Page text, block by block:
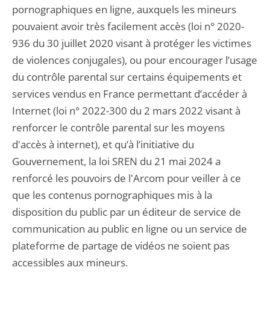
pornographiques en ligne, auxquels les mineurs
pouvaient avoir très facilement accès (loi n° 2020-
936 du 30 juillet 2020 visant à protéger les victimes
de violences conjugales), ou pour encourager l’usage
du contrôle parental sur certains équipements et
services vendus en France permettant d’accéder à
Internet (loi n° 2022-300 du 2 mars 2022 visant à
renforcer le contrôle parental sur les moyens
d'accès à internet), et qu’à l’initiative du
Gouvernement, la loi SREN du 21 mai 2024 a
renforcé les pouvoirs de l'Arcom pour veiller à ce
que les contenus pornographiques mis à la
disposition du public par un éditeur de service de
communication au public en ligne ou un service de
plateforme de partage de vidéos ne soient pas
accessibles aux mineurs.